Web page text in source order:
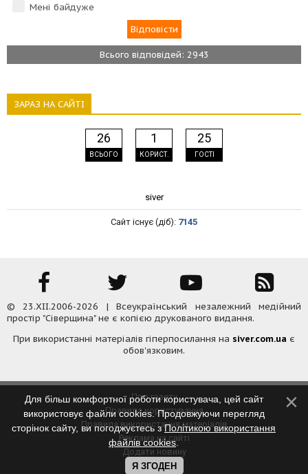
Мені байдуже
Всього відповідей: 2943
ЗАРАЗ НА САЙТІ
26
ВСЬОГО
1
КОРИСТ.
25
ГОСТІ
siver
Сайт існує (діб): 7145
© 23.XII.2006-2026 | Всеукраїнський незалежний медійний
простір "Сіверщина" не є копією друкованого видання.
При використанні матеріалів гіперпосилання на siver.com.ua є
обов'язковим.
Про газету
Правила користування
Правила використання матеріалів
Реклама на сайті
Додати новину
Контакти
Для більш комфортної роботи користувача, цей сайт
використовує файли cookies. Продовжуючи перегляд
сторінок сайту, ви погоджуєтесь зПолітикою використання
файлів cookies.
Я ЗГОДЕН